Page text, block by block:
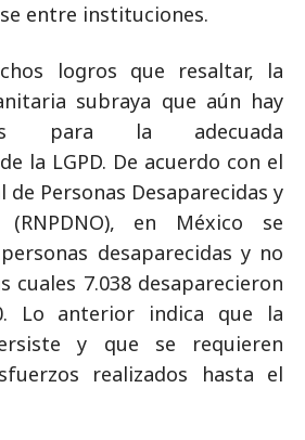
entre instituciones.
logros que resaltar, la
subraya que aún hay
para la adecuada
la LGPD. De acuerdo con el
de Personas Desaparecidas y
(RNPDNO), en México se
desaparecidas y no
cuales 7.038 desaparecieron
Lo anterior indica que la
y que se requieren
realizados hasta el